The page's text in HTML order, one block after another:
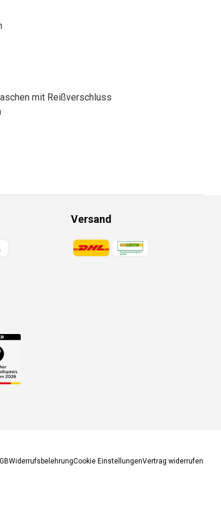
mit Reißverschluss
Versand
Zahlungsmethoden
WiderrufsbelehrungCookie EinstellungenVertrag widerrufen